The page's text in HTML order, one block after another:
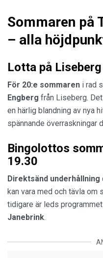
Sommaren på
– alla
Lotta på
För 20:e sommaren i rad
Engberg från Liseberg.
en härlig blandning av nya
spännande överraskningar
Bingolottos
19.30
Direktsänd underhållning
kan vara med och tävla om
tidigare är leds
Janebrink.